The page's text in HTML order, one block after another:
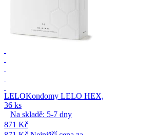
LELOKondomy LELO HEX,
36 ks
Na skladě: 5-7 dny
871 Kč